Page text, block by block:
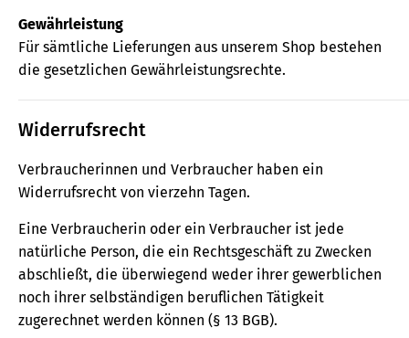
Gewährleistung
Für sämtliche Lieferungen aus unserem Shop bestehen
die gesetzlichen Gewährleistungsrechte.
Widerrufsrecht
Verbraucherinnen und Verbraucher haben ein
Widerrufsrecht von vierzehn Tagen.
Eine Verbraucherin oder ein Verbraucher ist jede
natürliche Person, die ein Rechtsgeschäft zu Zwecken
abschließt, die überwiegend weder ihrer gewerblichen
noch ihrer selbständigen beruflichen Tätigkeit
zugerechnet werden können (§ 13 BGB).